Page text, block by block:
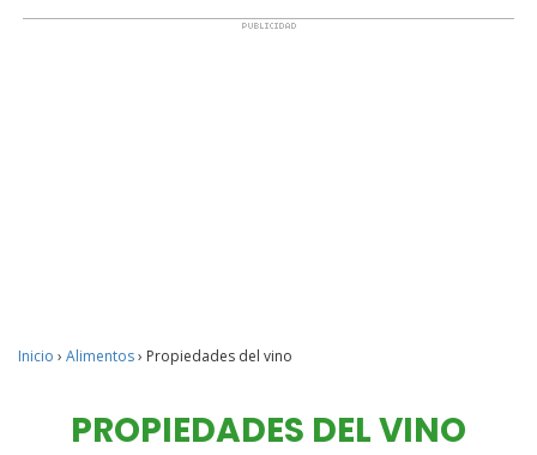
Inicio › Alimentos› Propiedades del vino
PROPIEDADES DEL VINO